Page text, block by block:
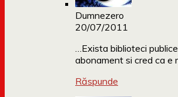
Dumnezero
20/07/2011
…Exista biblioteci
abonament si cred ca e
Răspunde